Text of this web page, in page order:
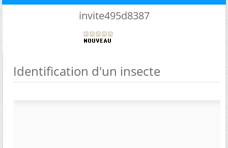
invite495d8387
Identification d'un insecte